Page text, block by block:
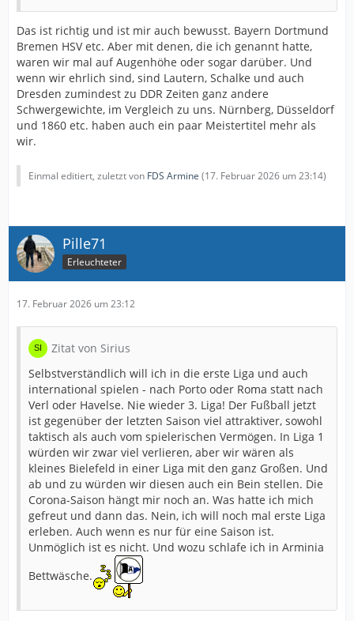
Das ist richtig und ist mir auch bewusst. Bayern Dortmund
Bremen HSV etc. Aber mit denen, die ich genannt hatte,
waren wir mal auf Augenhöhe oder sogar darüber. Und
wenn wir ehrlich sind, sind Lautern, Schalke und auch
Dresden zumindest zu DDR Zeiten ganz andere
Schwergewichte, im Vergleich zu uns. Nürnberg, Düsseldorf
und 1860 etc. haben auch ein paar Meistertitel mehr als
wir.
Einmal editiert, zuletzt von FDS Armine (17. Februar 2026 um 23:14)
Pille71
Erleuchteter
17. Februar 2026 um 23:12
Zitat von Sirius
Selbstverständlich will ich in die erste Liga und auch
international spielen - nach Porto oder Roma statt nach
Verl oder Havelse. Nie wieder 3. Liga! Der Fußball jetzt
ist gegenüber der letzten Saison viel attraktiver, sowohl
taktisch als auch vom spielerischen Vermögen. In Liga 1
würden wir zwar viel verlieren, aber wir wären als
kleines Bielefeld in einer Liga mit den ganz Großen. Und
ab und zu würden wir diesen auch ein Bein stellen. Die
Corona-Saison hängt mir noch an. Was hatte ich mich
gefreut und dann das. Nein, ich will noch mal erste Liga
erleben. Auch wenn es nur für eine Saison ist.
Unmöglich ist es nicht. Und wozu schlafe ich in Arminia
Bettwäsche.